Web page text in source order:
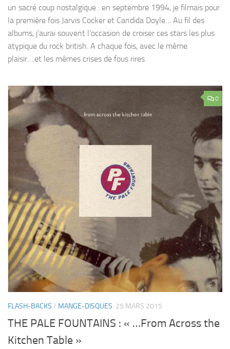
un sacré coup nostalgique : en septembre 1994, je filmais pour
la première fois Jarvis Cocker et Candida Doyle… Au fil des
albums, j’aurai souvent l’occasion de croiser ces stars les plus
atypique du rock british. A chaque fois, avec le même
plaisir….et les mêmes crises de fous rires.
0
FLASH-BACKS / MANGE-DISQUES 25 MARS 2015
THE PALE FOUNTAINS : « …From Across the
Kitchen Table »